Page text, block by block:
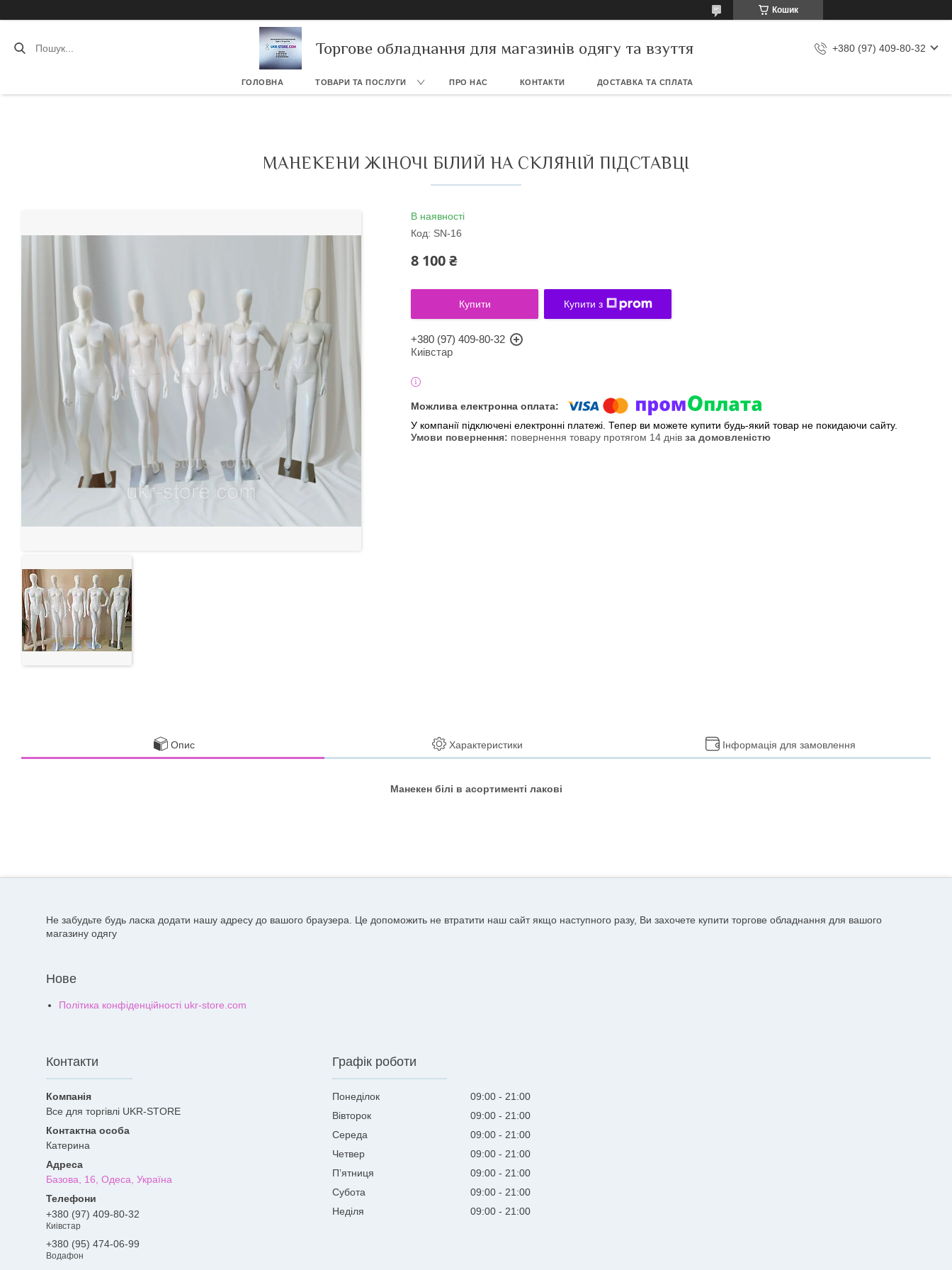
Кошик
Торгове обладнання для магазинів одягу та взуття +380 (97) 409-80-32
ГОЛОВНА ТОВАРИ ТА ПОСЛУГИ ПРО НАС КОНТАКТИ ДОСТАВКА ТА СПЛАТА
МАНЕКЕНИ ЖІНОЧІ БІЛИЙ НА СКЛЯНІЙ ПІДСТАВЦІ
В наявності
Код: SN-16
8 100 ₴
Купити Купити з
+380 (97) 409-80-32
Киівстар
У компанії підключені електронні платежі. Тепер ви можете купити будь-який товар не покидаючи сайту.
повернення товару протягом 14 днів за домовленістю
Опис Характеристики Інформація для замовлення
Манекен білі в асортименті лакові
Не забудьте будь ласка додати нашу адресу до вашого браузера. Це допоможить не втратити наш сайт якщо наступного разу, Ви захочете купити торгове обладнання для вашого
магазину одягу
Нове
Політика конфіденційності ukr-store.com
Контакти
Все для торгівлі UKR-STORE
Катерина
Базова, 16, Одеса, Україна
+380 (97) 409-80-32
Киівстар
+380 (95) 474-06-99
Водафон
Графік роботи
Понеділок 09:00
21:00
Вівторок
09:00
21:00
Середа
09:00
21:00
Четвер
09:00
21:00
Пʼятниця
09:00
21:00
Субота
09:00
21:00
Неділя
09:00 21:00